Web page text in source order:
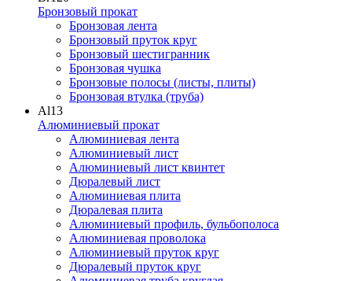
Бронзовый прокат
Бронзовая лента
Бронзовый пруток круг
Бронзовый шестигранник
Бронзовая чушка
Бронзовые полосы (листы, плиты)
Бронзовая втулка (труба)
Al13
Алюминиевый прокат
Алюминиевая лента
Алюминиевый лист
Алюминиевый лист квинтет
Дюралевый лист
Алюминиевая плита
Дюралевая плита
Алюминиевый профиль, бульбополоса
Алюминиевая проволока
Алюминиевый пруток круг
Дюралевый пруток круг